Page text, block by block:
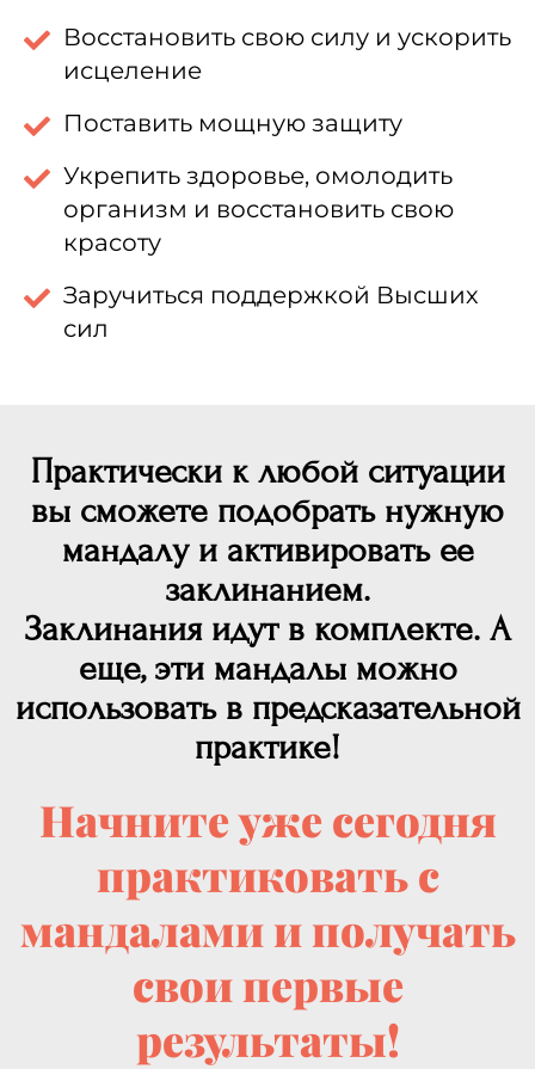
Восстановить свою силу и ускорить
исцеление
Поставить мощную защиту
Укрепить здоровье, омолодить
организм и восстановить свою
красоту
Заручиться поддержкой Высших
сил
Практически к любой ситуации
вы сможете подобрать нужную
мандалу и активировать ее
заклинанием.
Заклинания идут в комплекте. А
еще, эти мандалы можно
использовать в предсказательной
практике!
Начните уже сегодня
практиковать с
мандалами и получать
свои первые
результаты!